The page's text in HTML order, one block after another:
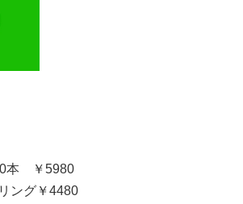
本 ￥5980
ング￥4480